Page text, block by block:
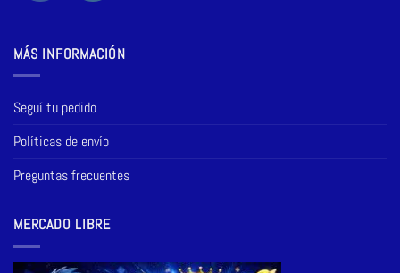
MÁS INFORMACIÓN
Seguí tu pedido
Políticas de envío
Preguntas frecuentes
MERCADO LIBRE